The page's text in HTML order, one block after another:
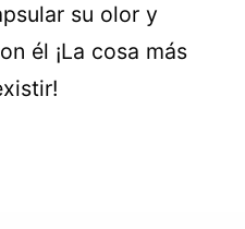
su olor y
él ¡La cosa más